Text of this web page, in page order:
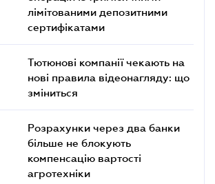
лімітованими депозитними
сертифікатами
Тютюнові компанії чекають на
нові правила відеонагляду: що
зміниться
Розрахунки через два банки
більше не блокують
компенсацію вартості
агротехніки